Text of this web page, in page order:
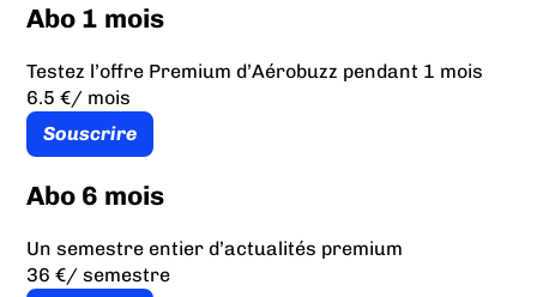
Abo 1 mois
Testez l’offre Premium d’Aérobuzz pendant 1 mois
6.5 €/ mois
Souscrire
Abo 6 mois
Un semestre entier d’actualités premium
36 €/ semestre